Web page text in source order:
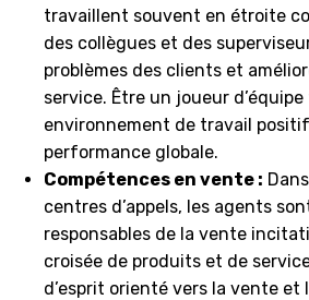
travaillent souvent en étroite
des collègues et des
problèmes des clients et
service. Être un joueur
environnement de travail
performance globale.
Compétences en vente :
centres d’appels, les agents
responsables de la vente
croisée de produits et de
d’esprit orienté vers la vente et